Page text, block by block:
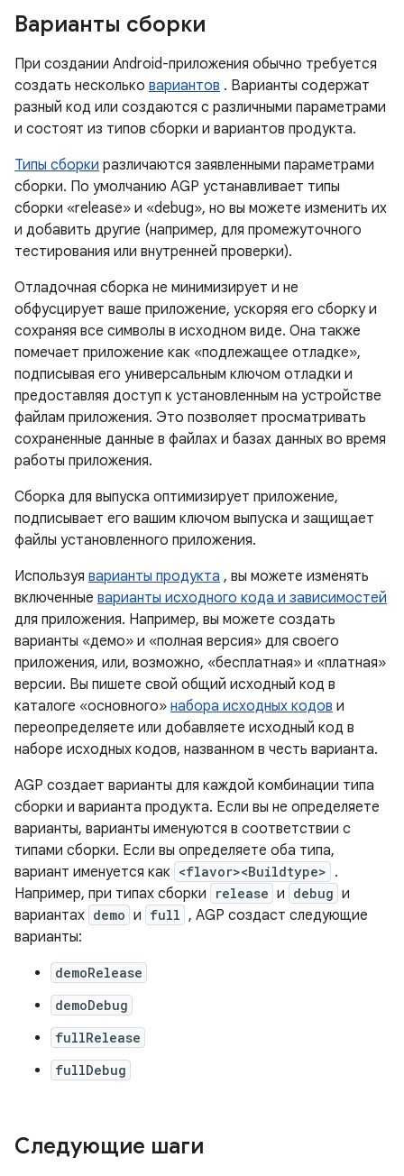
Варианты сборки
При создании Android-приложения обычно требуется
создать несколько вариантов . Варианты содержат
разный код или создаются с различными параметрами
и состоят из типов сборки и вариантов продукта.
Типы сборки различаются заявленными параметрами
сборки. По умолчанию AGP устанавливает типы
сборки «release» и «debug», но вы можете изменить их
и добавить другие (например, для промежуточного
тестирования или внутренней проверки).
Отладочная сборка не минимизирует и не
обфусцирует ваше приложение, ускоряя его сборку и
сохраняя все символы в исходном виде. Она также
помечает приложение как «подлежащее отладке»,
подписывая его универсальным ключом отладки и
предоставляя доступ к установленным на устройстве
файлам приложения. Это позволяет просматривать
сохраненные данные в файлах и базах данных во время
работы приложения.
Сборка для выпуска оптимизирует приложение,
подписывает его вашим ключом выпуска и защищает
файлы установленного приложения.
Используя варианты продукта , вы можете изменять
включенные варианты исходного кода и зависимостей
для приложения. Например, вы можете создать
варианты «демо» и «полная версия» для своего
приложения, или, возможно, «бесплатная» и «платная»
версии. Вы пишете свой общий исходный код в
каталоге «основного» набора исходных кодов и
переопределяете или добавляете исходный код в
наборе исходных кодов, названном в честь варианта.
AGP создает варианты для каждой комбинации типа
сборки и варианта продукта. Если вы не определяете
варианты, варианты именуются в соответствии с
типами сборки. Если вы определяете оба типа,
вариант именуется как <flavor><Buildtype> .
Например, при типах сборки
release и debug и
вариантах demo и full , AGP создаст следующие
варианты:
demoRelease
demoDebug
fullRelease
fullDebug
Следующие шаги